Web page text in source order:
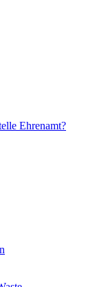
Ehrenamt?